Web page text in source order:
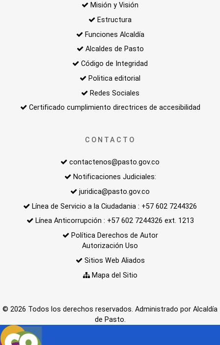
Misión y Visión
Estructura
Funciones Alcaldía
Alcaldes de Pasto
Código de Integridad
Politica editorial
Redes Sociales
Certificado cumplimiento directrices de accesibilidad
CONTACTO
contactenos@pasto.gov.co
Notificaciones Judiciales:
juridica@pasto.gov.co
Línea de Servicio a la Ciudadania : +57 602 7244326
Línea Anticorrupción : +57 602 7244326 ext. 1213
Política Derechos de Autor
Autorización Uso
Sitios Web Aliados
Mapa del Sitio
© 2026 Todos los derechos reservados. Administrado por Alcaldía
de Pasto.